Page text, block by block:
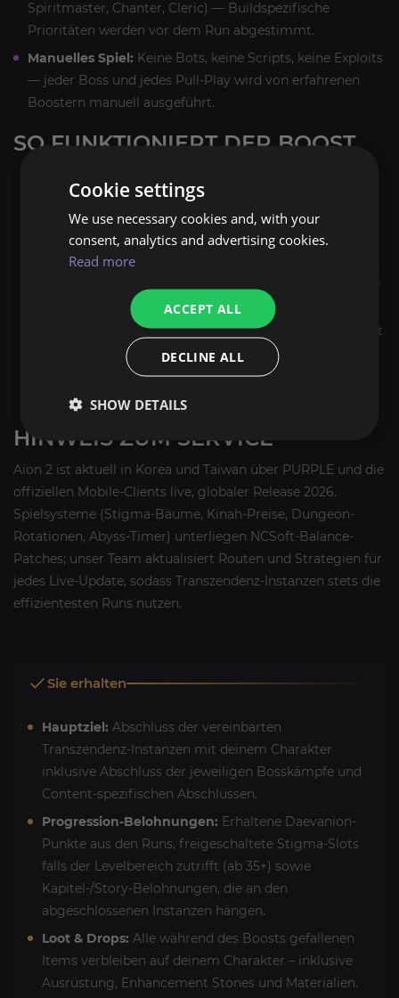
Spiritmaster, Chanter, Cleric) — Buildspezifische
Prioritäten werden vor dem Run abgestimmt.
Manuelles Spiel: Keine Bots, keine Scripts, keine Exploits
— jeder Boss und jedes Pull-Play wird von erfahrenen
Boostern manuell ausgeführt.
SO FUNKTIONIERT DER BOOST
Manager über Discord oder Seiten-Chat klären.
Wähle Selfplay (Party mit unserem Veteranen) oder
Piloted (Booster loggt sich mit regionspassendem
VPN ein). Wähle die Methode, die zum Boost passt —
Selfplay für Dungeons und Party-Content, Piloted für
Der Boost läuft im vereinbarten Zeitslot, optional mit
privatem Stream verfügbar.
Du verifizierst den Abschluss beim Login; Loot aus
dem Run bleibt auf deinem Account.
HINWEIS ZUM SERVICE
Aion 2 ist aktuell in Korea und Taiwan über PURPLE und die
offiziellen Mobile-Clients live, globaler Release 2026.
Spielsysteme (Stigma-Bäume, Kinah-Preise, Dungeon-
Rotationen, Abyss-Timer) unterliegen NCSoft-Balance-
Patches; unser Team aktualisiert Routen und Strategien für
jedes Live-Update, sodass Transzendenz-Instanzen stets die
effizientesten Runs nutzen.
Sie erhalten
Hauptziel: Abschluss der vereinbarten
Transzendenz-Instanzen mit deinem Charakter
inklusive Abschluss der jeweiligen Bosskämpfe und
Content-spezifischen Abschlüssen.
Progression-Belohnungen: Erhaltene Daevanion-
Punkte aus den Runs, freigeschaltete Stigma-Slots
falls der Levelbereich zutrifft (ab 35+) sowie
Kapitel-/Story-Belohnungen, die an den
abgeschlossenen Instanzen hängen.
Loot & Drops: Alle während des Boosts gefallenen
Items verbleiben auf deinem Charakter – inklusive
Ausrüstung, Enhancement Stones und Materialien.
Cookie settings
We use necessary cookies and, with your
consent, analytics and advertising cookies.
Read more
ACCEPT ALL
DECLINE ALL
SHOW DETAILS